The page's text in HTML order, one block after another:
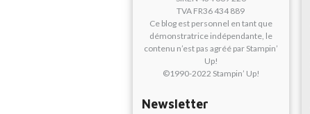
TVA FR36 434 889
Ce blog est personnel en tant que
démonstratrice indépendante, le
contenu n’est pas agréé par Stampin’
Up!
©1990-2022 Stampin’ Up!
Newsletter